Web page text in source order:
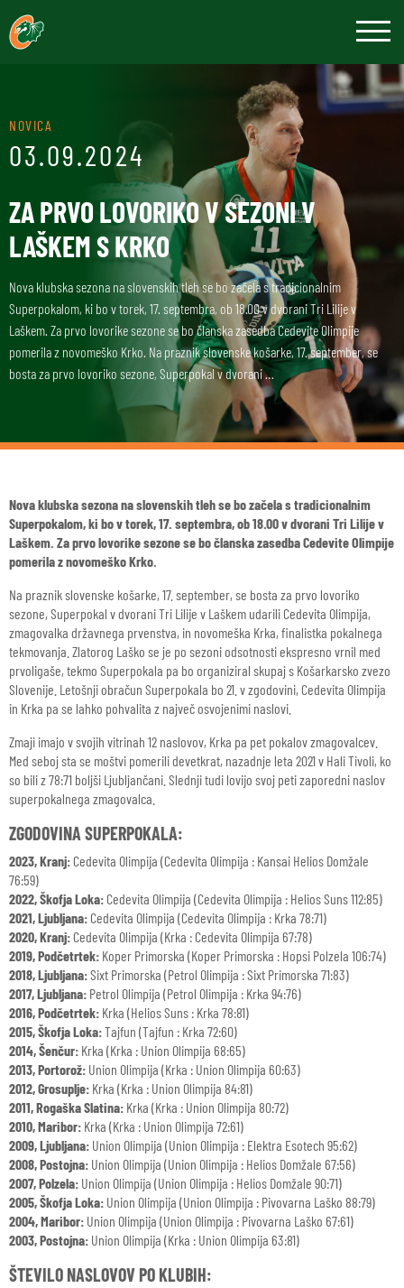
NOVICA
03.09.2024
ZA PRVO LOVORIKO V SEZONI V
LAŠKEM S KRKO
Nova klubska sezona na slovenskih tleh se bo začela s tradicionalnim
Superpokalom, ki bo v torek, 17. septembra, ob 18.00 v dvorani Tri Lilije v
Laškem. Za prvo lovorike sezone se bo članska zasedba Cedevite Olimpije
pomerila z novomeško Krko. Na praznik slovenske košarke, 17. september, se
bosta za prvo lovoriko sezone, Superpokal v dvorani …
Nova klubska sezona na slovenskih tleh se bo začela s tradicionalnim
Superpokalom, ki bo v torek, 17. septembra, ob 18.00 v dvorani Tri Lilije v
Laškem. Za prvo lovorike sezone se bo članska zasedba Cedevite Olimpije
pomerila z novomeško Krko.
Na praznik slovenske košarke, 17. september, se bosta za prvo lovoriko
sezone, Superpokal v dvorani Tri Lilije v Laškem udarili Cedevita Olimpija,
zmagovalka državnega prvenstva, in novomeška Krka, finalistka pokalnega
tekmovanja. Zlatorog Laško se je po sezoni odsotnosti ekspresno vrnil med
prvoligaše, tekmo Superpokala pa bo organiziral skupaj s Košarkarsko zvezo
Slovenije. Letošnji obračun Superpokala bo 21. v zgodovini, Cedevita Olimpija
in Krka pa se lahko pohvalita z največ osvojenimi naslovi.
Zmaji imajo v svojih vitrinah 12 naslovov, Krka pa pet pokalov zmagovalcev.
Med seboj sta se moštvi pomerili devetkrat, nazadnje leta 2021 v Hali Tivoli, ko
so bili z 78:71 boljši Ljubljančani. Slednji tudi lovijo svoj peti zaporedni naslov
superpokalnega zmagovalca.
ZGODOVINA SUPERPOKALA:
2023, Kranj: Cedevita Olimpija (Cedevita Olimpija : Kansai Helios Domžale
76:59)
2022, Škofja Loka: Cedevita Olimpija (Cedevita Olimpija : Helios Suns 112:85)
2021, Ljubljana: Cedevita Olimpija (Cedevita Olimpija : Krka 78:71)
2020, Kranj: Cedevita Olimpija (Krka : Cedevita Olimpija 67:78)
2019, Podčetrtek: Koper Primorska (Koper Primorska : Hopsi Polzela 106:74)
2018, Ljubljana:Sixt Primorska (Petrol Olimpija : Sixt Primorska 71:83)
2017, Ljubljana: Petrol Olimpija (Petrol Olimpija : Krka 94:76)
2016, Podčetrtek: Krka (Helios Suns : Krka 78:81)
2015, Škofja Loka:Tajfun (Tajfun : Krka 72:60)
2014, Šenčur: Krka (Krka : Union Olimpija 68:65)
2013, Portorož: Union Olimpija (Krka : Union Olimpija 60:63)
2012, Grosuplje: Krka (Krka : Union Olimpija 84:81)
2011, Rogaška Slatina: Krka (Krka : Union Olimpija 80:72)
2010, Maribor: Krka (Krka : Union Olimpija 72:61)
2009, Ljubljana: Union Olimpija (Union Olimpija : Elektra Esotech 95:62)
2008, Postojna: Union Olimpija (Union Olimpija : Helios Domžale 67:56)
2007, Polzela: Union Olimpija (Union Olimpija : Helios Domžale 90:71)
2005, Škofja Loka: Union Olimpija (Union Olimpija : Pivovarna Laško 88:79)
2004, Maribor: Union Olimpija (Union Olimpija : Pivovarna Laško 67:61)
2003, Postojna: Union Olimpija (Krka : Union Olimpija 63:81)
ŠTEVILO NASLOVOV PO KLUBIH: